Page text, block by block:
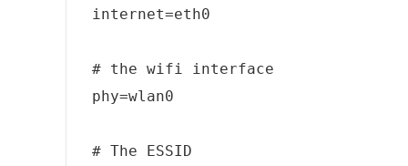
internet=eth0
# the wifi interface
phy=wlan0
# The ESSID